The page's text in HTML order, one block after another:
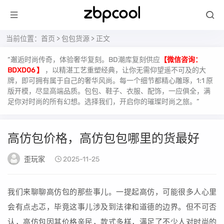
当前位置： 首页 >包包货源 > 正文
“邂逅时尚传奇，体验奢华复刻。BD潮库复刻供应 【微信咨询：
BDXD06 】
，以精湛工艺重塑经典，让你无需仰望遥不可及的大
牌，即可拥有属于自己的奢华风尚。每一个细节都精心雕琢，1:1 原
版开模，尽显高端品质。包包、鞋子、衣服、配饰，一应俱全，满
足你对时尚的所有幻想。选择我们，开启你的璀璨时尚之旅。”
高仿包价格，高仿包包哪里的货最好
歪玩家 2025-11-25
我们来聊聊高仿包的那些事儿。一提起高仿，可能很多人心里
会有点忐忑，毕竟这事儿涉及到法律和道德的边界。但不可否
认，高仿包因其价格亲民，款式多样，满足了不少人对时尚的